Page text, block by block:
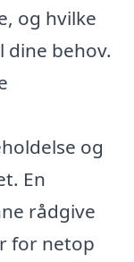
og hvilke
dine behov.
og
En
rådgive
for netop